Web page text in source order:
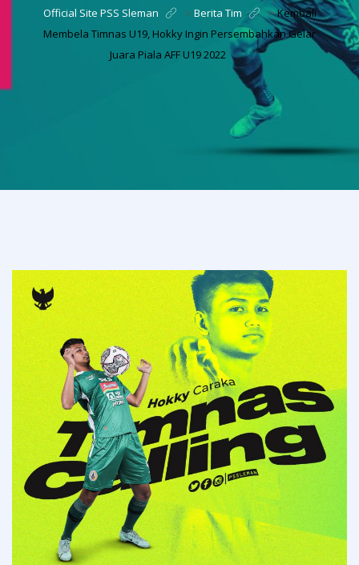
Official Site PSS Sleman > Berita Tim >Kembali
Membela Timnas U19, Hokky Ingin Persembahkan Gelar
Juara Piala AFF U19 2022